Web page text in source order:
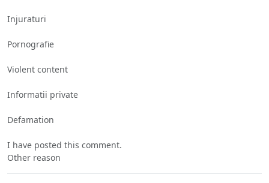
Injuraturi
Pornografie
Violent content
Informatii private
Defamation
I have posted this comment.
Other reason